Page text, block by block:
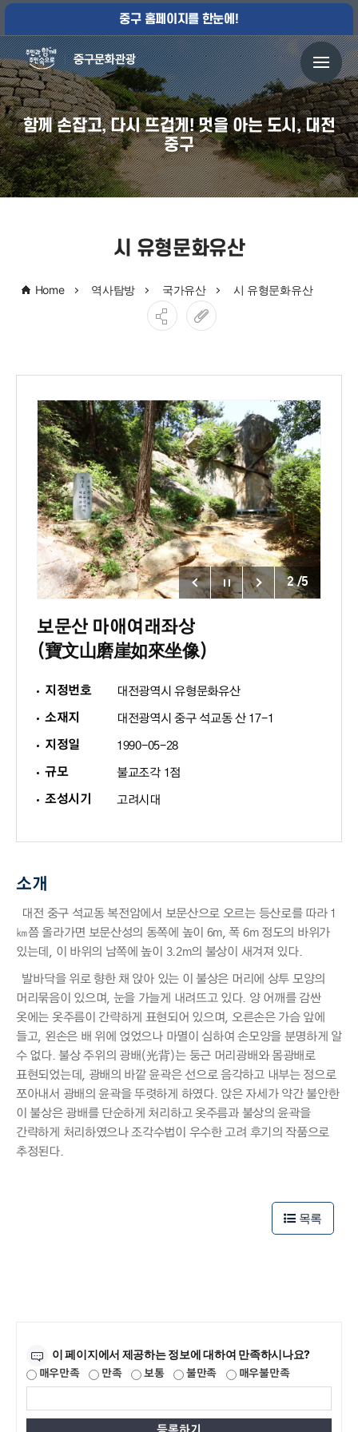
중구 홈페이지를 한눈에!
함께 손잡고, 다시 뜨겁게! 멋을 아는 도시, 대전
중구
시 유형문화유산
Home 역사탐방 국가유산 시 유형문화유산
2 /5
보문산 마애여래좌상
(寶文山磨崖如來坐像)
지정번호 대전광역시 유형문화유산
소재지 대전광역시 중구 석교동 산 17-1
지정일 1990-05-28
규모 불교조각 1점
조성시기 고려시대
소개
대전 중구 석교동 복전암에서 보문산으로 오르는 등산로를 따라 1
㎞쯤 올라가면 보문산성의 동쪽에 높이 6m, 폭 6m 정도의 바위가
있는데, 이 바위의 남쪽에 높이 3.2m의 불상이 새겨져 있다.
발바닥을 위로 향한 채 앉아 있는 이 불상은 머리에 상투 모양의
머리묶음이 있으며, 눈을 가늘게 내려뜨고 있다. 양 어깨를 감싼
옷에는 옷주름이 간략하게 표현되어 있으며, 오른손은 가슴 앞에
들고, 왼손은 배 위에 얹었으나 마멸이 심하여 손모양을 분명하게 알
수 없다. 불상 주위의 광배(光背)는 둥근 머리광배와 몸광배로
표현되었는데, 광배의 바깥 윤곽은 선으로 음각하고 내부는 정으로
쪼아내서 광배의 윤곽을 뚜렷하게 하였다. 앉은 자세가 약간 불안한
이 불상은 광배를 단순하게 처리하고 옷주름과 불상의 윤곽을
간략하게 처리하였으나 조각수법이 우수한 고려 후기의 작품으로
추정된다.
목록
이 페이지에서 제공하는 정보에 대하여 만족하시나요?
매우만족 만족 보통 불만족 매우불만족